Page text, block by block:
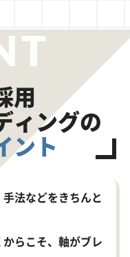
用
ィングの
ント
法などをきちんと
らこそ、軸がブレ